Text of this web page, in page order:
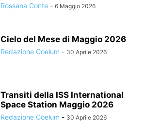
Rossana Conte - 6 Maggio 2026
Cielo del Mese di Maggio 2026
Redazione Coelum - 30 Aprile 2026
Transiti della ISS International
Space Station Maggio 2026
Redazione Coelum - 30 Aprile 2026